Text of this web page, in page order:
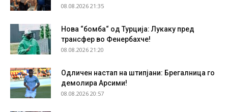
08.08.2026 21:35
Нова “бомба“ од Турција: Лукаку пред
трансфер во Фенербахче!
08.08.2026 21:20
Одличен настап на штипјани: Брегалница го
демолира Арсими!
08.08.2026 20:57